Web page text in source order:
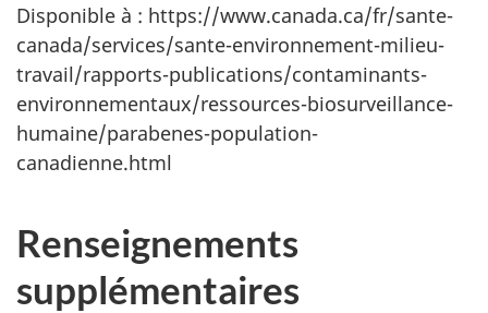
Disponible à : https://www.canada.ca/fr/sante-
canada/services/sante-environnement-milieu-
travail/rapports-publications/contaminants-
environnementaux/ressources-biosurveillance-
humaine/parabenes-population-
canadienne.html
Renseignements
supplémentaires